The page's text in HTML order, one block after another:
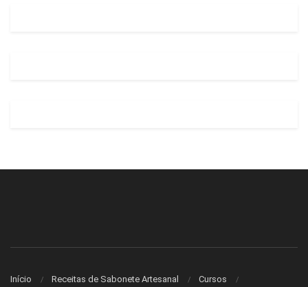
Início Receitas de Sabonete Artesanal Cursos